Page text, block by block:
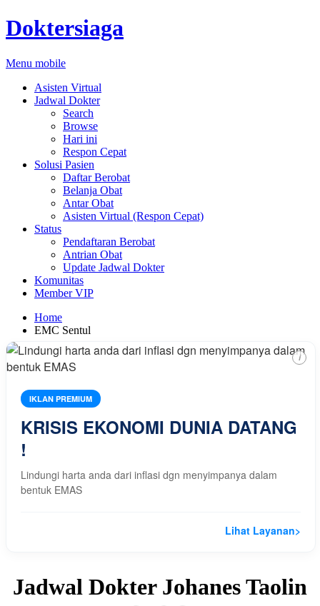
Doktersiaga
Menu mobile
Asisten Virtual
Jadwal Dokter
Search
Browse
Hari ini
Respon Cepat
Solusi Pasien
Daftar Berobat
Belanja Obat
Antar Obat
Asisten Virtual (Respon Cepat)
Status
Pendaftaran Berobat
Antrian Obat
Update Jadwal Dokter
Komunitas
Member VIP
Home
EMC Sentul
IKLAN PREMIUM
KRISIS EKONOMI DUNIA DATANG
!
Lindungi harta anda dari inflasi dgn menyimpanya dalam
bentuk EMAS
Lihat Layanan>
i
Jadwal Dokter Johanes Taolin